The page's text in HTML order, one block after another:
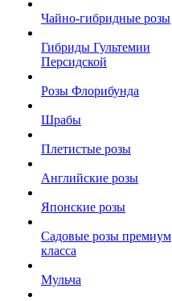
Чайно-гибридные розы
Гибриды Гультемии
Персидской
Розы Флорибунда
Шрабы
Плетистые розы
Английские розы
Японские розы
Садовые розы премиум
класса
Мульча